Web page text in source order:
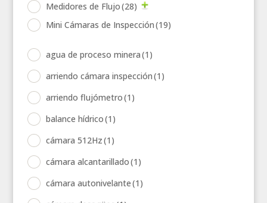
Medidores de Flujo(28)
Mini Cámaras de Inspección(19)
agua de proceso minera(1)
arriendo cámara inspección(1)
arriendo flujómetro(1)
balance hídrico(1)
cámara 512Hz(1)
cámara alcantarillado(1)
cámara autonivelante(1)